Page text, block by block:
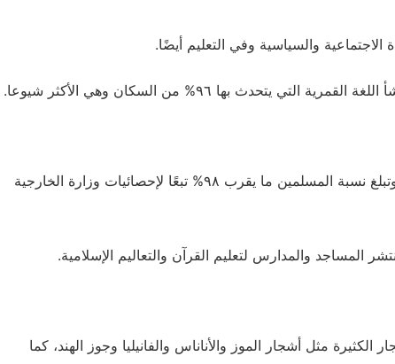
والسياسية وفي التعليم أيضًا.
بها ٩٦% من السكان وهي الأكثر شيوعا.
تعد الديانة الإسلامية هي الديانة الرسمية لسكان جزر القمر، وتبلغ نسبة المسلمين ما يقرب ٩٨% تبعًا لإحصائيات وزارة الخارجية
المساجد والمدارس لتعليم القرآن والتعاليم الإسلامية.
مثل أشجار الموز والأناناس والفانيليا وجوز الهند، كما